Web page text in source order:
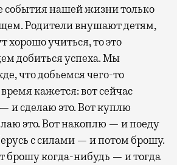
события нашей жизни только
Родители внушают детям,
хорошо учиться, то это
добиться успеха. Мы
что добьемся чего-то
кажется: вот сейчас
и сделаю это. Вот куплю
это. Вот накоплю — и поеду
с силами — и потом брошу.
брошу когда-нибудь — и тогда